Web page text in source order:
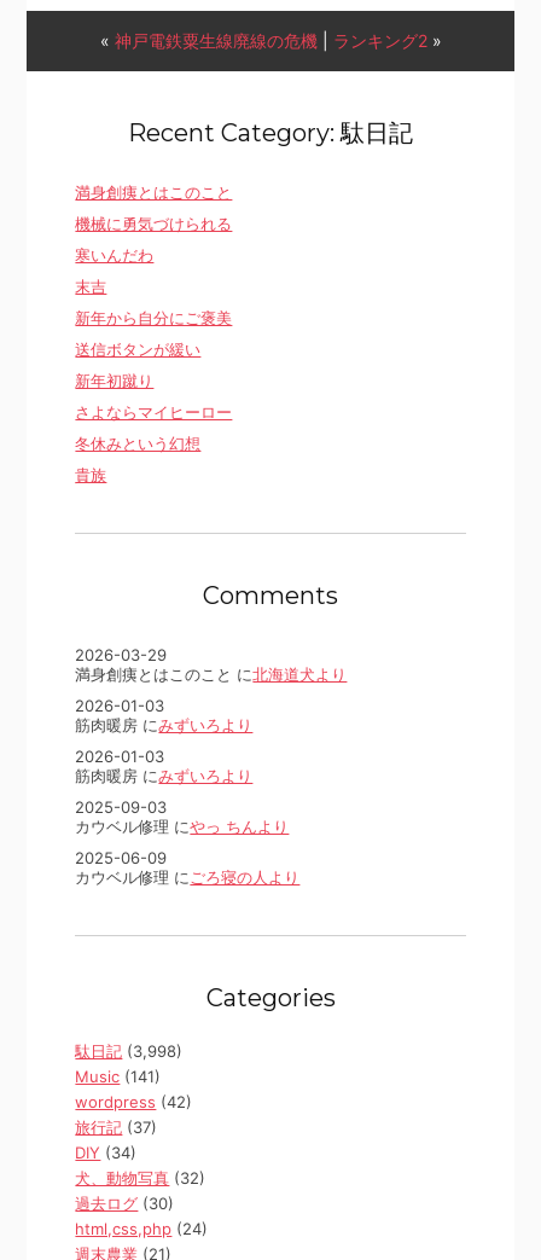
« 神戸電鉄粟生線廃線の危機 ランキング2»
Recent Category: 駄日記
満身創痍とはこのこと
機械に勇気づけられる
寒いんだわ
末吉
新年から自分にご褒美
送信ボタンが緩い
新年初蹴り
さよならマイヒーロー
冬休みという幻想
貴族
Comments
2026-03-29
満身創痍とはこのこと に北海道犬より
2026-01-03
筋肉暖房 にみずいろより
2026-01-03
筋肉暖房 にみずいろより
2025-09-03
カウベル修理 にやっ ちんより
2025-06-09
カウベル修理 に ごろ寝の人より
Categories
駄日記 (3,998)
Music (141)
wordpress (42)
旅行記 (37)
DIY (34)
犬、動物写真 (32)
過去ログ (30)
html,css,php (24)
週末農業 (21)